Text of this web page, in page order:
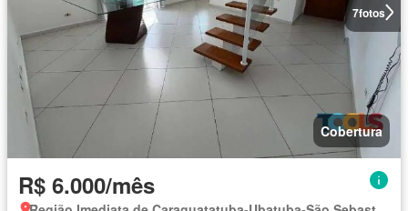
7fotos
Cobertura
R$ 6.000/mês